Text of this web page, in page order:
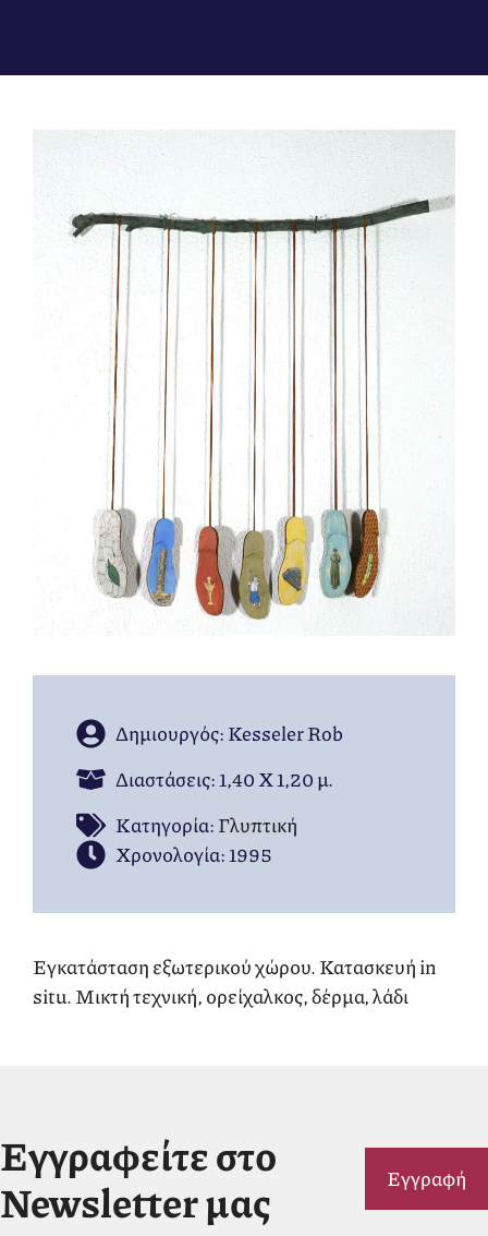
Δημιουργός: Kesseler Rob
Διαστάσεις: 1,40 Χ 1,20 μ.
Kατηγορία:Γλυπτική
Χρονολογία: 1995
Εγκατάσταση εξωτερικού χώρου. Κατασκευή in
situ. Μικτή τεχνική, ορείχαλκος, δέρμα, λάδι
Εγγραφείτε στο
Newsletter μας
Εγγραφή